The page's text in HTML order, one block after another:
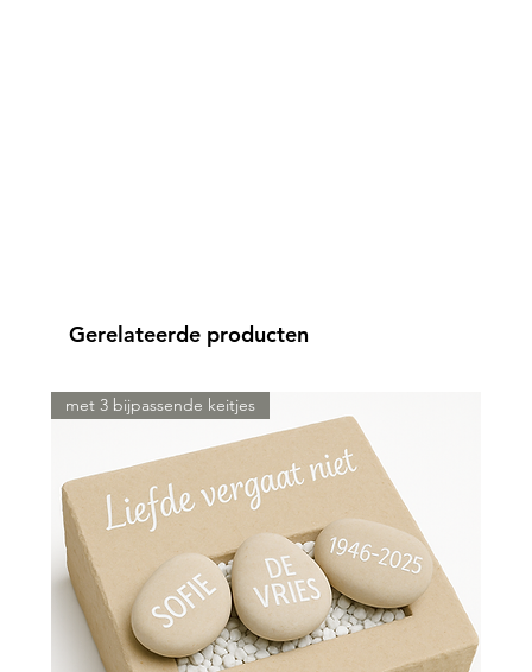
Gerelateerde producten
met 3 bijpassende keitjes